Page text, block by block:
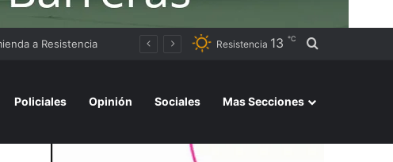
Resistencia 13 ℃ Buscar por
Policiales Opinión Sociales Mas Secciones